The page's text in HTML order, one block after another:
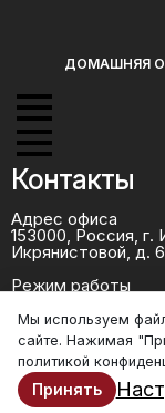
ДОМАШНЯЯ
Контакты
Адрес офиса
153000, Россия, г.
Икрянистовой, д. 6
Режим работы
СБ,ВС - выходные
+7 (986) 668-09-
+7 (920) 341-27-
Мы используем
сайте. Нажимая
политикой
Принять